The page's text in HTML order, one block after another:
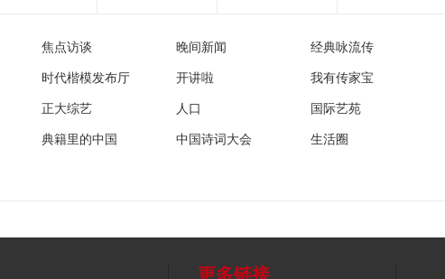
焦点访谈 晚间新闻 经典咏流传
时代楷模发布厅 开讲啦 我有传家宝
正大综艺 人口 国际艺苑
典籍里的中国 中国诗词大会 生活圈
更多链接